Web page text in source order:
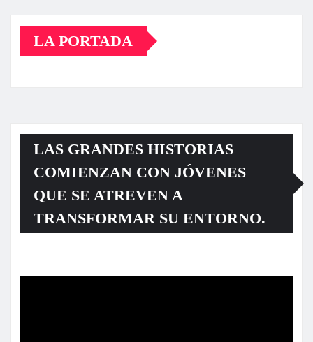
LA PORTADA
LAS GRANDES HISTORIAS
COMIENZAN CON JÓVENES
QUE SE ATREVEN A
TRANSFORMAR SU ENTORNO.